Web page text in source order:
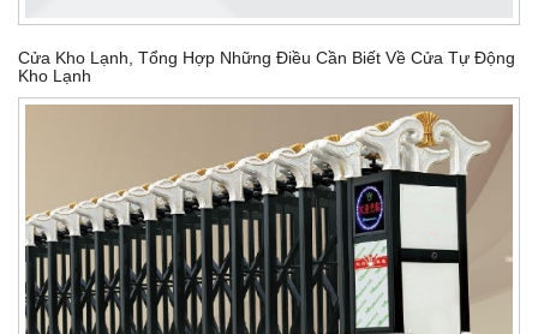
Cửa Kho Lạnh, Tổng Hợp Những Điều Cần Biết Về Cửa Tự Động
Kho Lạnh